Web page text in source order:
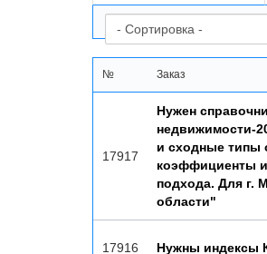
№ Заказ
17917
Нужен
недвижимости-
и сходные типы
коэффициенты и
подхода. Для г.
области"
17916 Нужны индексы